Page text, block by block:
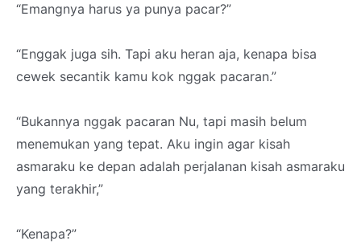
“Emangnya harus ya punya pacar?”
“Enggak juga sih. Tapi aku heran aja, kenapa bisa
cewek secantik kamu kok nggak pacaran.”
“Bukannya nggak pacaran Nu, tapi masih belum
menemukan yang tepat. Aku ingin agar kisah
asmaraku ke depan adalah perjalanan kisah asmaraku
yang terakhir,”
“Kenapa?”